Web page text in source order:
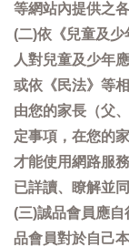
等網站內提供之
(二)依《兒童及
人對兒童及少年
或依《民法》等
由您的家長（父
定事項，在您的
才能使用網路服
已詳讀、瞭解並
(三)誠品會員應
品會員對於自己